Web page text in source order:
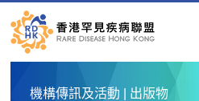
機構傳訊及活動 | 出版物